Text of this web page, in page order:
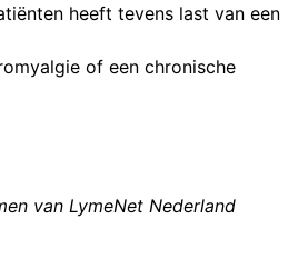
heeft tevens last van een
of een chronische
van LymeNet Nederland